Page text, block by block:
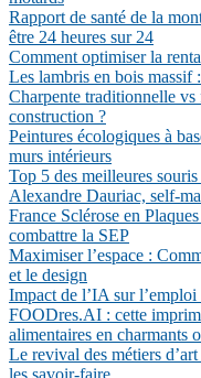
Rapport de santé de la
être 24 heures sur 24
Comment optimiser la
Les lambris en bois massif
Charpente traditionnelle
construction ?
Peintures écologiques à
murs intérieurs
Top 5 des meilleures
Alexandre Dauriac, self-
France Sclérose en
combattre la SEP
Maximiser l’espace :
et le design
Impact de l’IA sur
FOODres.AI : cette
alimentaires en charmants
Le revival des métiers
les savoir-faire